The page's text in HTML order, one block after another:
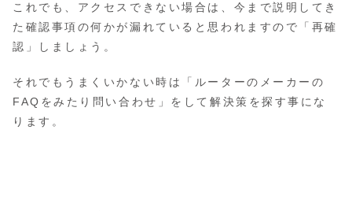
これでも、アクセスできない場合は、今まで説明してき
た確認事項の何かが漏れていると思われますので「再確
認」しましょう。
それでもうまくいかない時は「ルーターのメーカーの
FAQをみたり問い合わせ」をして解決策を探す事にな
ります。